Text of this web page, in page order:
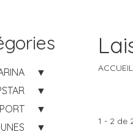
ACCUEIL
1 - 2 de